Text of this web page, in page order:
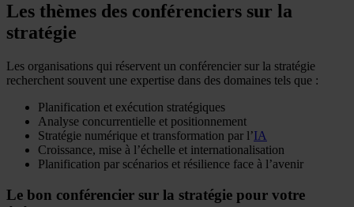
Les thèmes des conférenciers sur la
stratégie
Les organisations qui réservent un conférencier sur la stratégie
recherchent souvent une expertise dans des domaines tels que :
Planification et exécution stratégiques
Analyse concurrentielle et positionnement
Stratégie numérique et transformation par l’IA
Croissance, mise à l’échelle et internationalisation
Planification par scénarios et résilience face à l’avenir
Le bon conférencier sur la stratégie pour votre